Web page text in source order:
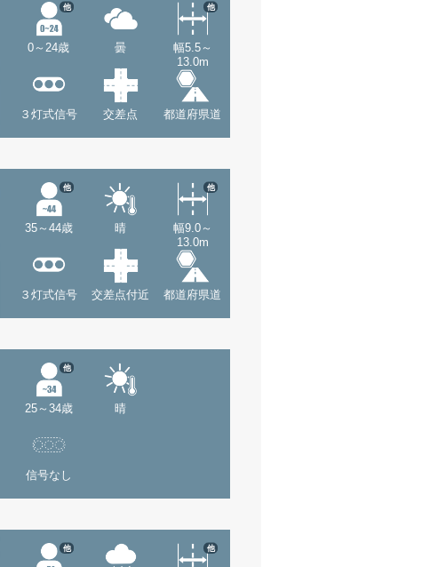
0～24歳
他
曇
幅5.5～
13.0m
他
３灯式信号 交差点 都道府県道
35～44歳
他
晴
幅9.0～
13.0m
他
３灯式信号 交差点付近 都道府県道
25～34歳
他
晴
信号なし
他 他